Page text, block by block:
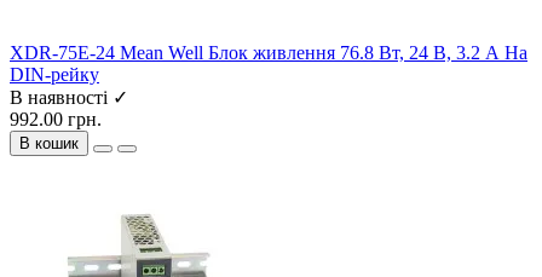
XDR-75E-24 Mean Well Блок живлення 76.8 Вт, 24 В, 3.2 А На
DIN-рейку
В наявності ✓
992.00 грн.
В кошик